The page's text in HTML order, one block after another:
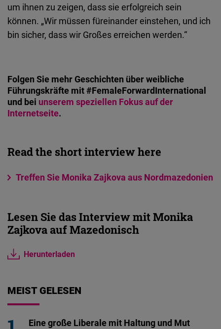
um ihnen zu zeigen, dass sie erfolgreich sein
können. „Wir müssen füreinander einstehen, und ich
bin sicher, dass wir Großes erreichen werden.“
Folgen Sie mehr Geschichten über weibliche
Führungskräfte mit #FemaleForwardInternational
und bei unserem speziellen Fokus auf der
Internetseite.
Read the short interview here
Treffen Sie Monika Zajkova aus Nordmazedonien
Lesen Sie das Interview mit Monika
Zajkova auf Mazedonisch
Herunterladen
MEIST GELESEN
Eine große Liberale mit Haltung und Mut